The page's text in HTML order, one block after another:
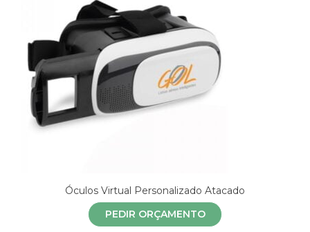
Óculos Virtual Personalizado Atacado
PEDIR ORÇAMENTO